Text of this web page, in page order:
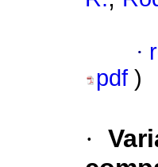
·
pdf )
·